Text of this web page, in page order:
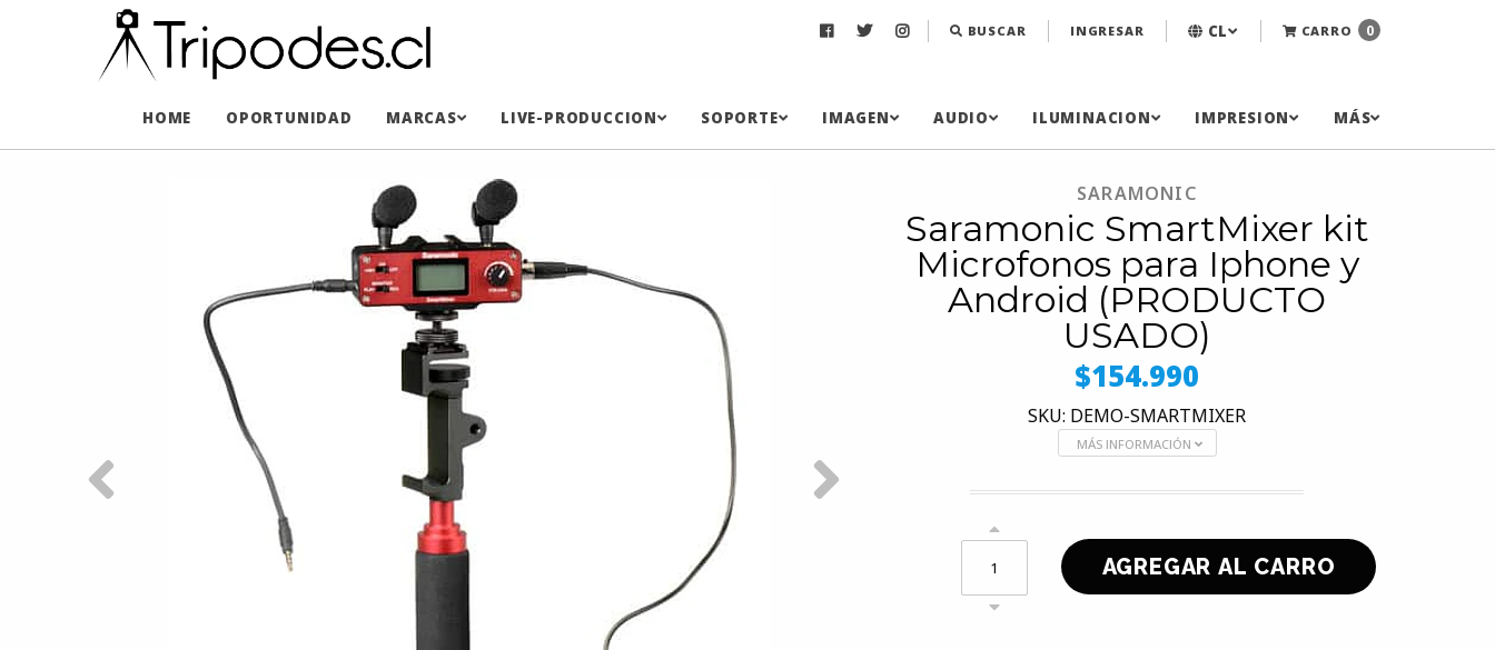
BUSCAR INGRESAR CL CARRO 0
HOME OPORTUNIDAD MARCAS LIVE-PRODUCCION SOPORTE IMAGEN AUDIO ILUMINACION IMPRESION MÁS
SARAMONIC
Saramonic SmartMixer kit
Microfonos para Iphone y
Android (PRODUCTO
USADO)
$154.990
SKU: DEMO-SMARTMIXER
MÁS INFORMACIÓN